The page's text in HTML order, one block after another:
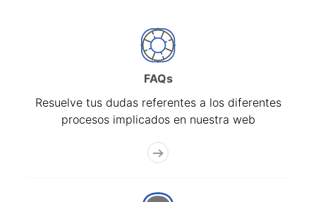
FAQs
Resuelve tus dudas referentes a los diferentes
procesos implicados en nuestra web